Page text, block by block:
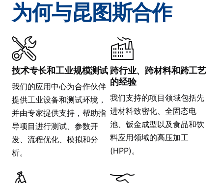
为何与昆图斯合作
技术专长和工业规模测试
我们的应用中心为合作伙伴
提供工业设备和测试环境，
并由专家提供支持，帮助指
导项目进行测试、参数开
发、流程优化、模拟和分
析。
跨行业、跨材料和跨工艺
的经验
我们支持的项目领域包括先
进材料致密化、全固态电
池、钣金成型以及食品和饮
料应用领域的高压加工
(HPP)。